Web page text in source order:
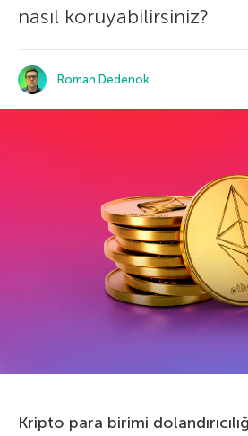
nasıl koruyabilirsiniz?
Roman Dedenok
Kripto para birimi